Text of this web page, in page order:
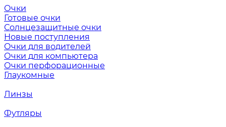
Очки
Готовые очки
Солнцезащитные очки
Новые поступления
Очки для водителей
Очки для компьютера
Очки перфорационные
Глаукомные
Линзы
Футляры